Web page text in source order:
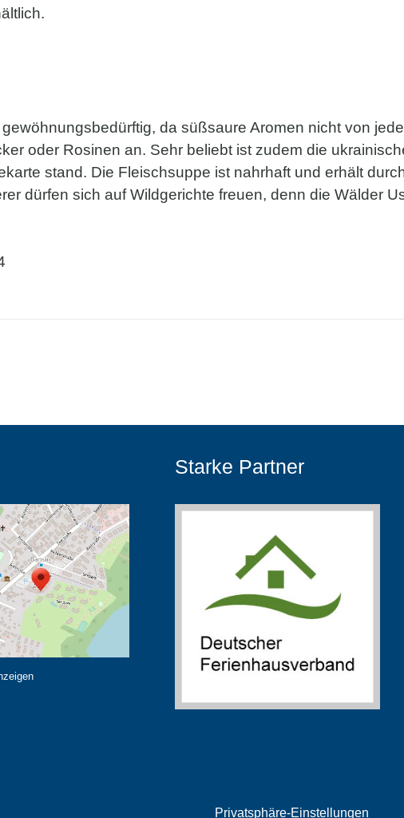
da süßsaure Aromen nicht von
oder Rosinen an. Sehr beliebt ist zudem die
stand. Die Fleischsuppe ist nahrhaft und erhält
dürfen sich auf Wildgerichte freuen, denn die Wälder
Starke Partner
Privatsphäre-Einstellungen